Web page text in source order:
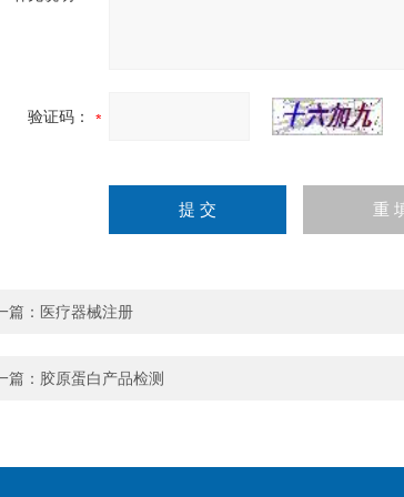
验证码：
篇： 医疗器械注册
篇： 胶原蛋白产品检测